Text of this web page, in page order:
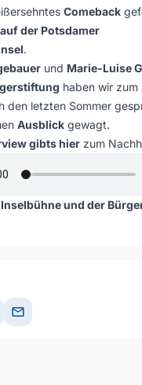
Comeback
der Potsdamer
.
und Marie-Luise
haben wir zum
den letzten Sommer
Ausblick gewagt.
gibts hier zum
und der
mail